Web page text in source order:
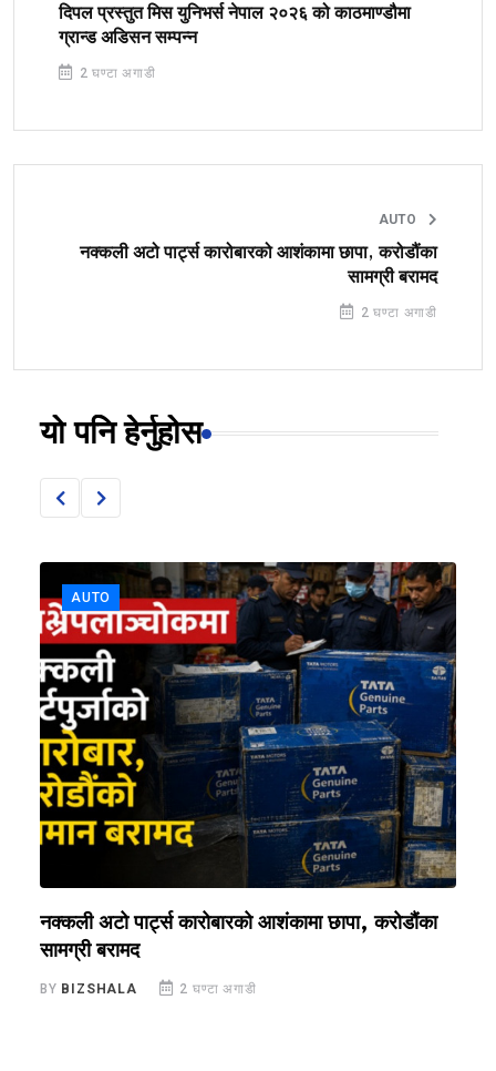
दिपल प्रस्तुत मिस युनिभर्स नेपाल २०२६ को काठमाण्डौमा
ग्रान्ड अडिसन सम्पन्न
2 घण्टा अगाडी
AUTO
नक्कली अटो पार्ट्स कारोबारको आशंकामा छापा, करोडौंका
सामग्री बरामद
2 घण्टा अगाडी
यो पनि हेर्नुहोस
AUTO
नक्कली अटो पार्ट्स कारोबारको आशंकामा छापा, करोडौंका
सामग्री बरामद
BY BIZSHALA 2 घण्टा अगाडी